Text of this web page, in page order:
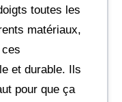
toutes les
matériaux,
et durable. Ils
pour que ça